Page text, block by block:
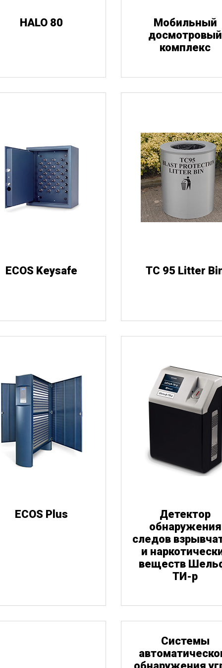
HALO 80
Мобильный
досмотровый
комплекс
Личные вещи
ECOS Keysafe TC 95 Litter
ECOS Plus
Детектор
обнаружения
следов
и
веществ
ТИ-р
Взрывчатые
вещества
Cистемы